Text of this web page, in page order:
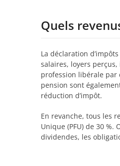
Quels
La déclaration
salaires, loyers
profession libérale par
pension sont
réduction d’impôt.
En revanche, tous les
Unique (PFU) de 30
dividendes, les